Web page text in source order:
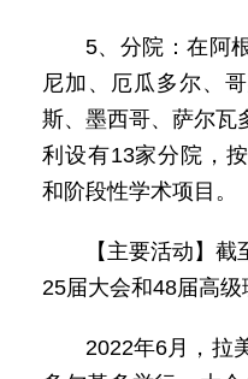
5、分院：在阿
尼加、厄瓜多尔、
斯、墨西哥、萨尔瓦
利设有13家分院，
和阶段性学术项目。
【主要活动】
25届大会和48届高级
2022年6月，拉